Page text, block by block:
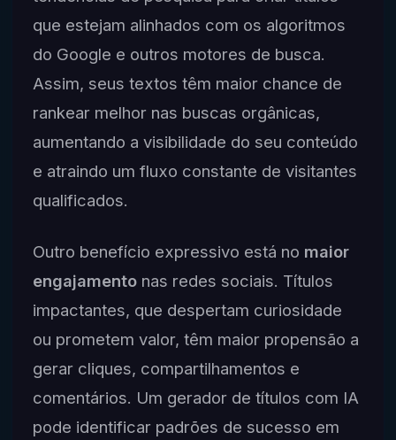
que estejam alinhados com os algoritmos
do Google e outros motores de busca.
Assim, seus textos têm maior chance de
rankear melhor nas buscas orgânicas,
aumentando a visibilidade do seu conteúdo
e atraindo um fluxo constante de visitantes
qualificados.
Outro benefício expressivo está no maior
engajamentonas redes sociais. Títulos
impactantes, que despertam curiosidade
ou prometem valor, têm maior propensão a
gerar cliques, compartilhamentos e
comentários. Um gerador de títulos com IA
pode identificar padrões de sucesso em